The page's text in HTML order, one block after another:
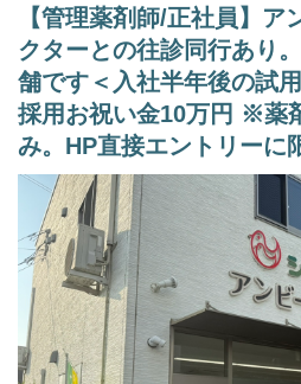
1) 従事すべき業務の変更の範囲
変更なし
2) 就業場所の変更の範囲
正社員は全店。ただし、双方の合意
【管理薬剤師/正社員】
クターとの往診同行あり
舗です＜入社半年後の試
採用お祝い金10万円 ※薬
み。HP直接エントリーに